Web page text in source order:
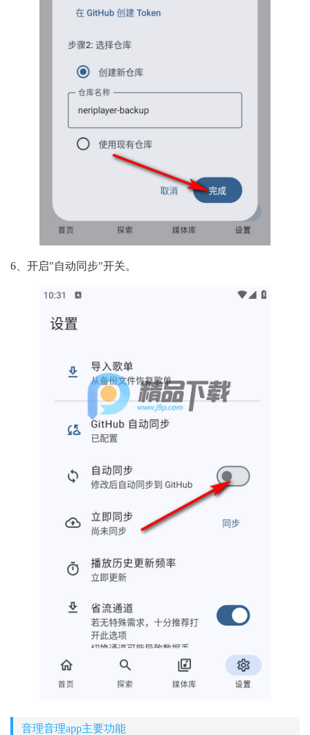
6、开启"自动同步"开关。
音理音理app主要功能